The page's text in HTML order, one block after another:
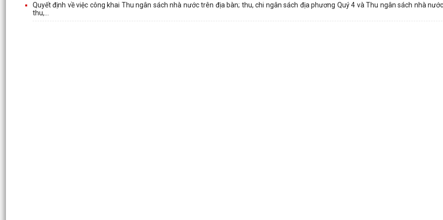
Quyết định về việc công khai Thu ngân sách nhà nước trên địa bàn; thu, chi ngân sách địa phương Quý 4 và Thu ngân sách nhà
thu,...